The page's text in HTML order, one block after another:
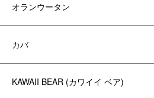
オランウータン
カバ
KAWAII BEAR (カワイイ ベア)